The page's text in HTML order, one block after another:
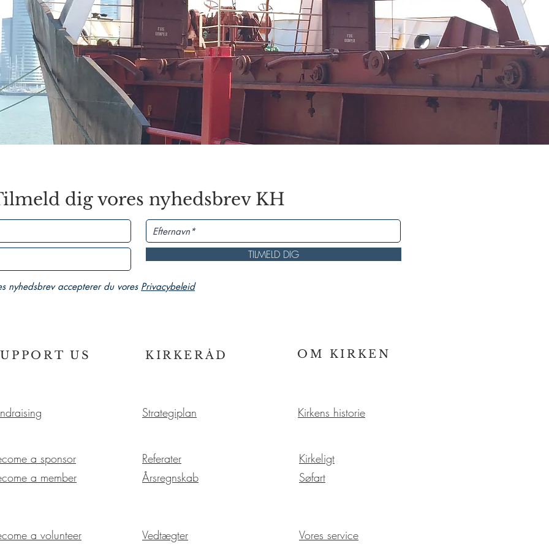
dig vores nyhedsbrev KH
TILMELD DIG
nyhedsbrev accepterer du vores Privacybeleid
US KIRKERÅD
a sponsor
a member
Strategiplan
Referater
Årsregnskab
a volunteer Vedtægter
OM KIRKEN
Kirkens historie
Kirkeligt
Søfart
Vores service